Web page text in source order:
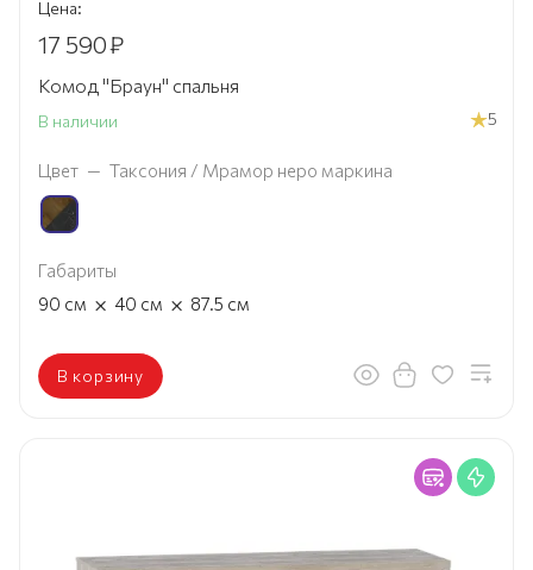
Цена:
17 590₽
Комод "Браун" спальня
В наличии 5
Цвет — Таксония / Мрамор неро маркина
Габариты
90 см × 40 см × 87.5 см
В корзину